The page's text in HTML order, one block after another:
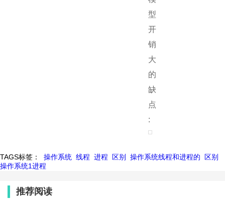
型
开
销
大
的
缺
点
:
TAGS标签： 操作系统 线程 进程 区别 操作系统线程和进程的
区别
操作系统1进程
推荐阅读